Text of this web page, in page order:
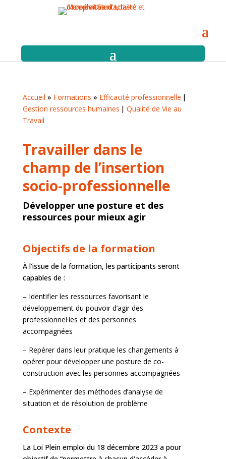
Accueil » Formations » Efficacité professionnelle
Gestion ressources humaines
Qualité de Vie au
Travail
Travailler dans le
champ de l’insertion
socio-professionnelle
Développer une posture et des
ressources pour mieux agir
Objectifs de la formation
À l’issue de la formation, les participants seront
capables de :
– Identifier les ressources favorisant le
développement du pouvoir d’agir des
professionnel·les et des personnes
accompagnées
– Repérer dans leur pratique les changements à
opérer pour développer une posture de co-
construction avec les personnes accompagnées
– Expérimenter des méthodes d’analyse de
situation et de résolution de problème
Contexte
La Loi Plein emploi du 18 décembre 2023 a pour